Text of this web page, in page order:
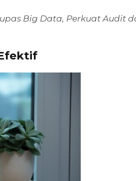
Big Data, Perkuat Audit